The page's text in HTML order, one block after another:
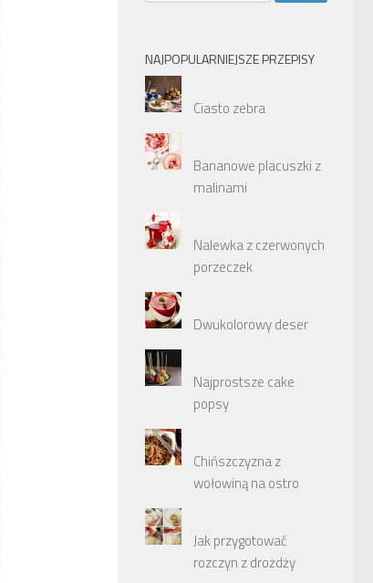
NAJPOPULARNIEJSZE PRZEPISY
Ciasto zebra
Bananowe placuszki z
malinami
Nalewka z czerwonych
porzeczek
Dwukolorowy deser
Najprostsze cake
popsy
Chińszczyzna z
wołowiną na ostro
Jak przygotować
rozczyn z drożdży